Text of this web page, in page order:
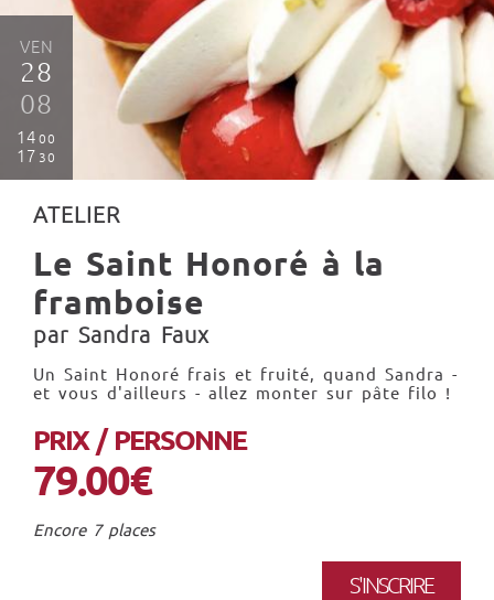
VEN
28
08
14 00
17 30
ATELIER
Le Saint Honoré à la
framboise
par Sandra Faux
Un Saint Honoré frais et fruité, quand Sandra -
et vous d'ailleurs - allez monter sur pâte filo !
PRIX / PERSONNE
79.00€
Encore 7 places
S'INSCRIRE